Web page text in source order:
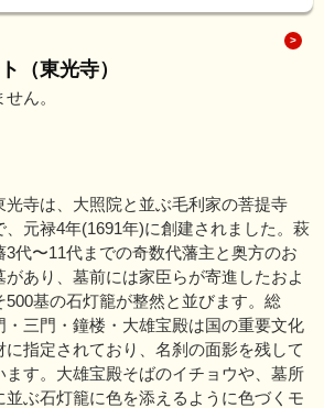
（東光寺）
ん。
光寺は、大照院と並ぶ毛利家の菩提寺
、元禄4年(1691年)に創建されました。萩
3代〜11代までの奇数代藩主と奥方のお
があり、墓前には家臣らが寄進したおよ
500基の石灯籠が整然と並びます。総
・三門・鐘楼・大雄宝殿は国の重要文化
に指定されており、名刹の面影を残して
ます。大雄宝殿そばのイチョウや、墓所
並ぶ石灯籠に色を添えるように色づくモ